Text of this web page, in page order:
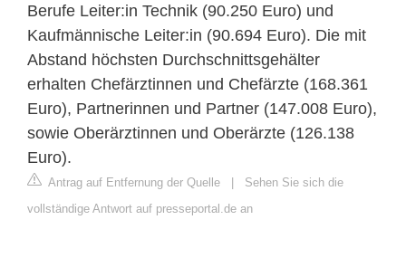
Berufe Leiter:in Technik (90.250 Euro) und
Kaufmännische Leiter:in (90.694 Euro). Die mit
Abstand höchsten Durchschnittsgehälter
erhalten Chefärztinnen und Chefärzte (168.361
Euro), Partnerinnen und Partner (147.008 Euro),
sowie Oberärztinnen und Oberärzte (126.138
Euro).
Antrag auf Entfernung der Quelle | Sehen Sie sich die
vollständige Antwort auf presseportal.de an